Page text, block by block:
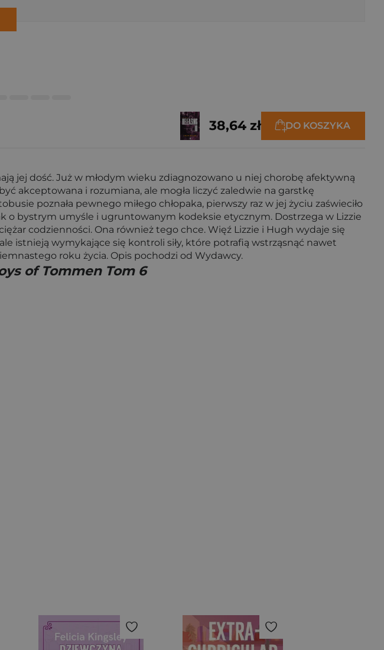
38,64 zł DO KOSZYKA
jej dość. Już w młodym wieku zdiagnozowano u niej chorobę afektywną
akceptowana i rozumiana, ale mogła liczyć zaledwie na garstkę
poznała pewnego miłego chłopaka, pierwszy raz w jej życiu zaświeciło
o bystrym umyśle i ugruntowanym kodeksie etycznym. Dostrzega w Lizzie
codzienności. Ona również tego chce. Więź Lizzie i Hugh wydaje się
istnieją wymykające się kontroli siły, które potrafią wstrząsnąć nawet
roku życia. Opis pochodzi od Wydawcy.
of Tommen Tom 6